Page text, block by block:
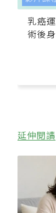
乳癌
術後
影片課
延伸閱讀